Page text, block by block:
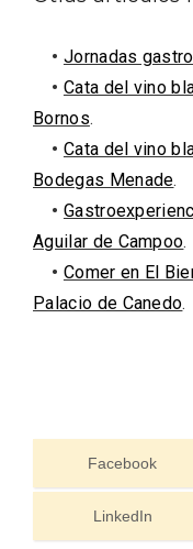
• Jornadas
• Cata del vino
Bornos.
• Cata del vino
Bodegas Menade.
•
Aguilar de Campoo.
• Comer en El
Palacio de Canedo.
Facebook
LinkedIn
Fiesta de
Vino de Cigales